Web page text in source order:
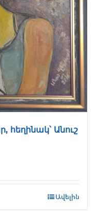
հեղինակ՝ Անուշ
Ավելին